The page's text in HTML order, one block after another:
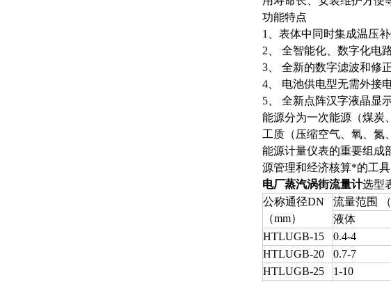
功能特点
1、表体中同时集成温压
2、 全智能化、数字化电
3、 全新的数字滤波和修
4、 电池供电型无需外接
5、 全新点阵汉字液晶显
能源分为一次能源（煤炭
工质（压缩空气、氧、氮
能源计量仪表的重要组成
源管理和经济核算*的工具
电厂蒸汽涡街流量计选型
公称通径DN
（mm）
流量范围 （
液体
HTLUGB-15
0.4-4
HTLUGB-20
0.7-7
HTLUGB-25
1-10